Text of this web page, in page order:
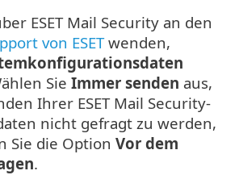
ESET Mail Security an den
von ESETwenden,
Sie Immer senden aus,
Ihrer ESET Mail Security-
nicht gefragt zu werden,
Sie die Option Vor dem
.